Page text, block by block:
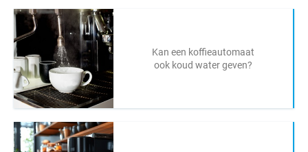
Kan een koffieautomaat
ook koud water geven?